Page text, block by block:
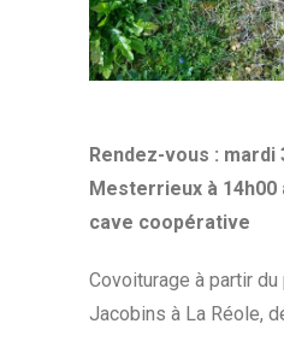
Rendez-vous : mardi
Mesterrieux à 14h00
cave coopérative
Covoiturage à partir
Jacobins à La Réole,